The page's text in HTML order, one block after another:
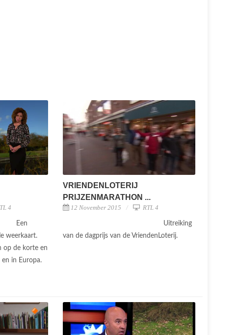
4
Een
weerkaart.
op de korte en
en in Europa.
VRIENDENLOTERIJ
PRIJZENMARATHON ...
12 November 2015 RTL 4
Uitreiking
van de dagprijs van de VriendenLoterij.